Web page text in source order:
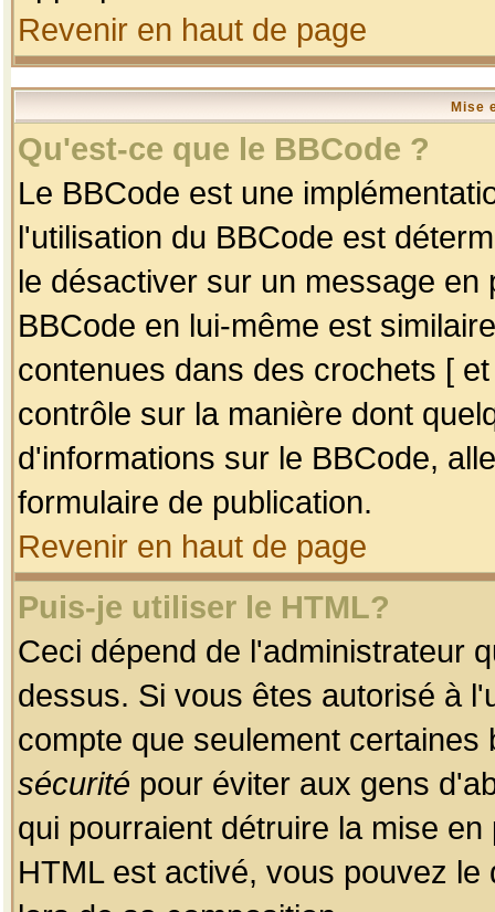
Revenir en haut de page
Mise
Qu'est-ce que le BBCode ?
Le BBCode est une
l'utilisation du BBCode est
le désactiver sur un message
BBCode en lui-même est
contenues dans des crochets [
contrôle sur la manière dont
d'informations sur le BBCode,
formulaire de publication.
Revenir en haut de page
Puis-je utiliser le HTML?
Ceci dépend de l'administrateur
dessus. Si vous êtes autorisé à
compte que seulement
sécurité pour éviter aux gens
qui pourraient détruire la mise
HTML est activé, vous pouvez